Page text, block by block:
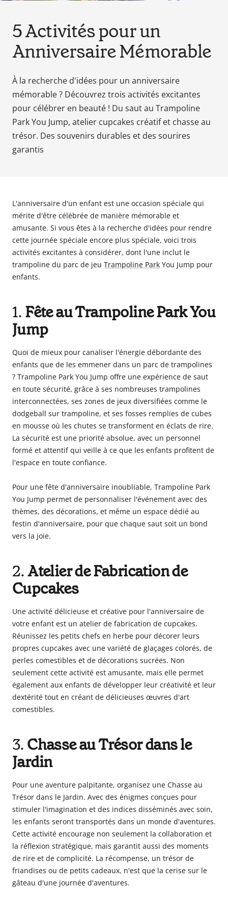
que
parents
pour
enfant,
pour
la
grossesse
de
maman
Meilleurs
prix
sur
Babyphones,
coussins
maternité
lit
5 Activités pour un
Anniversaire Mémorable
À la recherche d'idées pour un anniversaire
mémorable ? Découvrez trois activités excitantes
pour célébrer en beauté ! Du saut au Trampoline
Park You Jump, atelier cupcakes créatif et chasse au
trésor. Des souvenirs durables et des sourires
garantis
L'anniversaire d'un enfant est une occasion spéciale qui
mérite d'être célébrée de manière mémorable et
amusante. Si vous êtes à la recherche d'idées pour rendre
cette journée spéciale encore plus spéciale, voici trois
activités excitantes à considérer, dont l'une inclut le
trampoline du parc de jeu Trampoline Park You Jump pour
enfants.
1. Fête au Trampoline Park You
Jump
Quoi de mieux pour canaliser l'énergie débordante des
enfants que de les emmener dans un parc de trampolines
? Trampoline Park You Jump offre une expérience de saut
en toute sécurité, grâce à ses nombreuses trampolines
interconnectées, ses zones de jeux diversifiées comme le
dodgeball sur trampoline, et ses fosses remplies de cubes
en mousse où les chutes se transforment en éclats de rire.
La sécurité est une priorité absolue, avec un personnel
formé et attentif qui veille à ce que les enfants profitent de
l'espace en toute confiance.
Pour une fête d'anniversaire inoubliable, Trampoline Park
You Jump permet de personnaliser l'événement avec des
thèmes, des décorations, et même un espace dédié au
festin d'anniversaire, pour que chaque saut soit un bond
vers la joie.
2.Atelier de Fabrication de
Cupcakes
Une activité délicieuse et créative pour l'anniversaire de
votre enfant est un atelier de fabrication de cupcakes.
Réunissez les petits chefs en herbe pour décorer leurs
propres cupcakes avec une variété de glaçages colorés, de
perles comestibles et de décorations sucrées. Non
seulement cette activité est amusante, mais elle permet
également aux enfants de développer leur créativité et leur
dextérité tout en créant de délicieuses œuvres d'art
comestibles.
3. Chasse au Trésor dans le
Jardin
Pour une aventure palpitante, organisez une Chasse au
Trésor dans le Jardin. Avec des énigmes conçues pour
stimuler l'imagination et des indices disséminés avec soin,
les enfants seront transportés dans un monde d'aventures.
Cette activité encourage non seulement la collaboration et
la réflexion stratégique, mais garantit aussi des moments
de rire et de complicité. La récompense, un trésor de
friandises ou de petits cadeaux, n'est que la cerise sur le
gâteau d'une journée d'aventures.